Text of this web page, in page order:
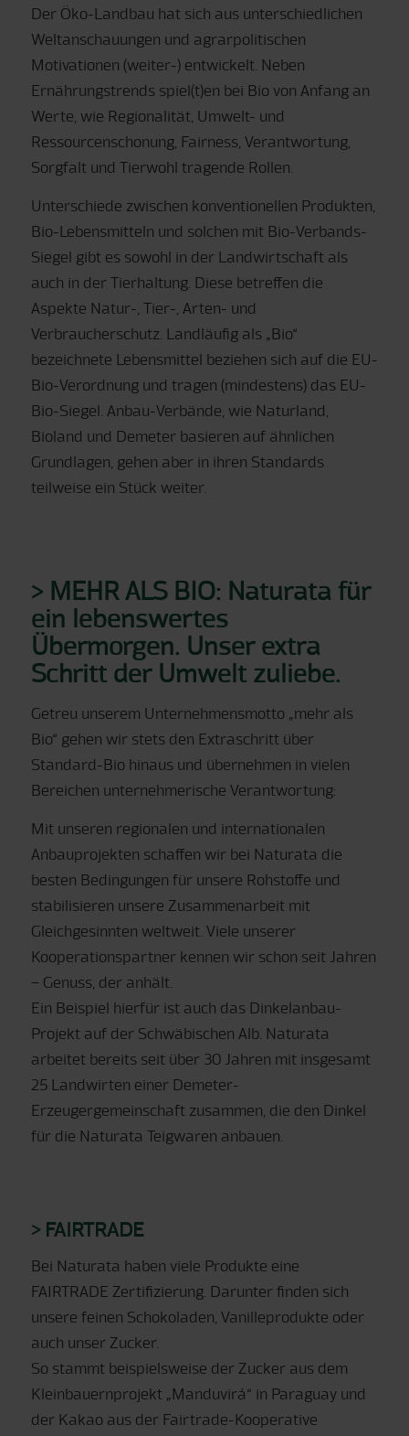
Der Öko-Landbau hat sich aus unterschiedlichen
Weltanschauungen und agrarpolitischen
Motivationen (weiter-) entwickelt. Neben
Ernährungstrends spiel(t)en bei Bio von Anfang an
Werte, wie Regionalität, Umwelt- und
Ressourcenschonung, Fairness, Verantwortung,
Sorgfalt und Tierwohl tragende Rollen.
Unterschiede zwischen konventionellen Produkten,
Bio-Lebensmitteln und solchen mit Bio-Verbands-
Siegel gibt es sowohl in der Landwirtschaft als
auch in der Tierhaltung. Diese betreffen die
Aspekte Natur-, Tier-, Arten- und
Verbraucherschutz. Landläufig als „Bio“
bezeichnete Lebensmittel beziehen sich auf die EU-
Bio-Verordnung und tragen (mindestens) das EU-
Bio-Siegel. Anbau-Verbände, wie Naturland,
Bioland und Demeter basieren auf ähnlichen
Grundlagen, gehen aber in ihren Standards
teilweise ein Stück weiter.
> MEHR ALS BIO: Naturata für
ein lebenswertes
Übermorgen. Unser extra
Schritt der Umwelt zuliebe.
Getreu unserem Unternehmensmotto „mehr als
Bio“ gehen wir stets den Extraschritt über
Standard-Bio hinaus und übernehmen in vielen
Bereichen unternehmerische Verantwortung:
Mit unseren regionalen und internationalen
Anbauprojekten schaffen wir bei Naturata die
besten Bedingungen für unsere Rohstoffe und
stabilisieren unsere Zusammenarbeit mit
Gleichgesinnten weltweit. Viele unserer
Kooperationspartner kennen wir schon seit Jahren
– Genuss, der anhält.
Ein Beispiel hierfür ist auch das Dinkelanbau-
Projekt auf der Schwäbischen Alb. Naturata
arbeitet bereits seit über 30 Jahren mit insgesamt
25 Landwirten einer Demeter-
Erzeugergemeinschaft zusammen, die den Dinkel
für die Naturata Teigwaren anbauen.
> FAIRTRADE
Bei Naturata haben viele Produkte eine
FAIRTRADE Zertifizierung. Darunter finden sich
unsere feinen Schokoladen, Vanilleprodukte oder
auch unser Zucker.
So stammt beispielsweise der Zucker aus dem
Kleinbauernprojekt „Manduvirá“ in Paraguay und
der Kakao aus der Fairtrade-Kooperative